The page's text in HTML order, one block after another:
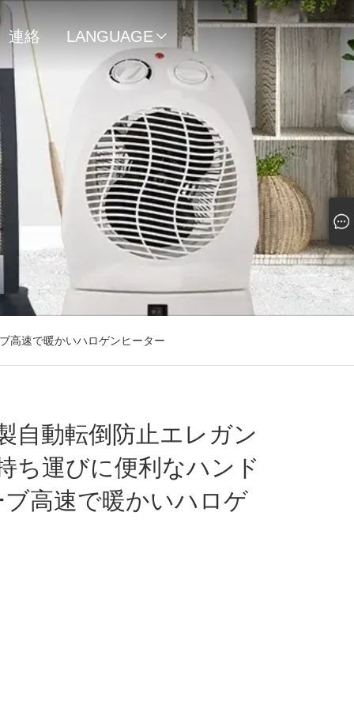
連絡
先
LANGUAGE 
高速で暖かいハロゲンヒーター
自動転倒防止エレガン
ち運びに便利なハンド
高速で暖かいハロゲ